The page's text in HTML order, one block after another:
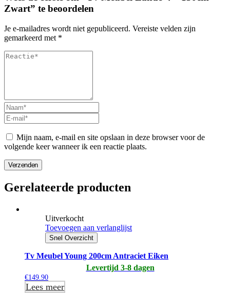
Zwart” te beoordelen
Je e-mailadres wordt niet gepubliceerd. Vereiste velden zijn
gemarkeerd met *
Mijn naam, e-mail en site opslaan in deze browser voor de
volgende keer wanneer ik een reactie plaats.
Verzenden
Gerelateerde producten
Uitverkocht
Toevoegen aan verlanglijst
Snel Overzicht
Tv Meubel Young 200cm Antraciet Eiken
Levertijd 3-8 dagen
€149.90
Lees meer